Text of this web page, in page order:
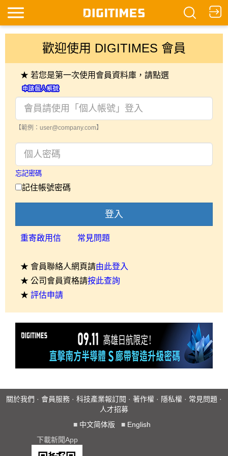
歡迎使用 DIGITIMES 會員
★ 若您是第一次使用會員資料庫，請點選
【範例：user@company.com】
忘記密碼
記住帳號密碼
登入
重寄啟用信 常見問題
★ 會員聯絡人網頁請由此登入
★ 公司會員資格請按此查詢
★ 評估申請
關於我們 · 會員服務 · 科技產業報訂閱 · 著作權 · 隱私權 · 常見問題 ·
人才招募
■ 中文简体版 ■ English
下載新聞App